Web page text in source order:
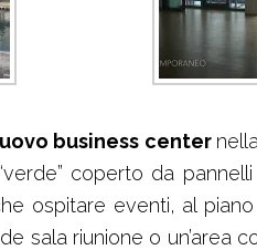
business center
coperto da
ospitare eventi, al
sala riunione o